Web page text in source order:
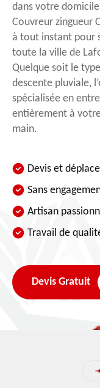
dans votre
Couvreur zingueur
à tout instant pour
toute la ville de
Quelque soit le
descente pluviale,
spécialisée en
entièrement à
main.
Devis et
Sans
Artisan
Travail de
Devis Gratuit